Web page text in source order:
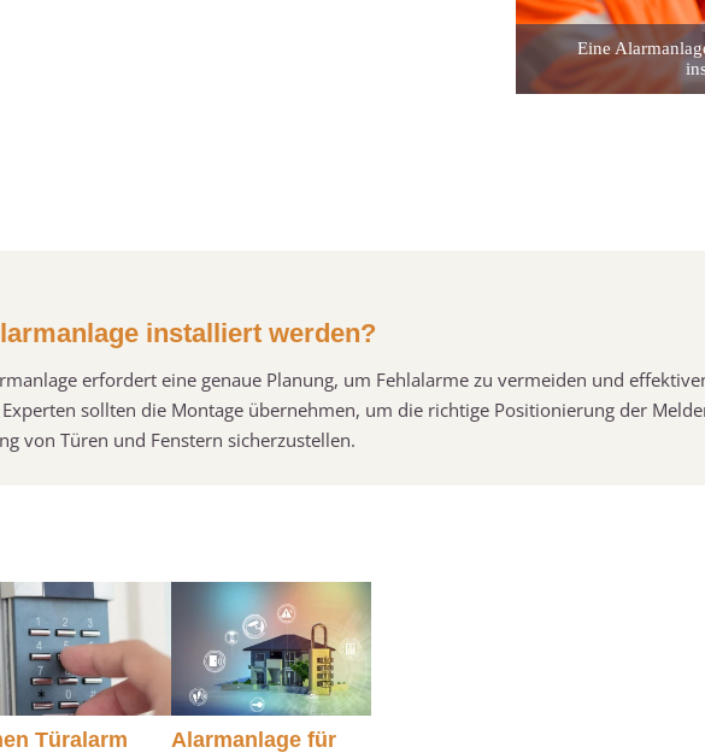
Eine
installiert werden?
erfordert eine genaue Planung, um Fehlalarme zu vermeiden und
sollten die Montage übernehmen, um die richtige Positionierung der
von Türen und Fenstern sicherzustellen.
Türalarm
Alarmanlage für